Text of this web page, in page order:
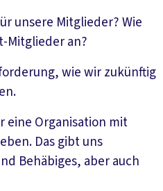
unsere Mitglieder? Wie
Mitglieder an?
wie wir zukünftig
eine Organisation mit
Das gibt uns
Behäbiges, aber auch